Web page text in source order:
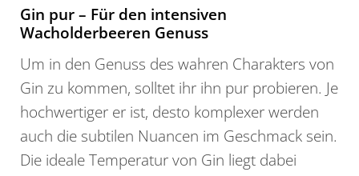
Gin pur – Für den intensiven
Wacholderbeeren Genuss
Um in den Genuss des wahren Charakters von
Gin zu kommen, solltet ihr ihn pur probieren. Je
hochwertiger er ist, desto komplexer werden
auch die subtilen Nuancen im Geschmack sein.
Die ideale Temperatur von Gin liegt dabei